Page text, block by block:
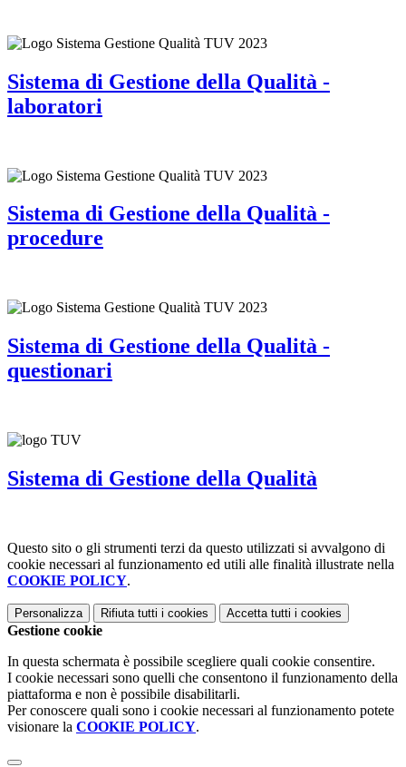
Sistema di Gestione della Qualità -
laboratori
Sistema di Gestione della Qualità -
procedure
Sistema di Gestione della Qualità -
questionari
Sistema di Gestione della Qualità
Questo sito o gli strumenti terzi da questo utilizzati si avvalgono di
cookie necessari al funzionamento ed utili alle finalità illustrate nella
COOKIE POLICY.
Personalizza Rifiuta tutti i cookies Accetta tutti i cookies
Gestione cookie
In questa schermata è possibile scegliere quali cookie consentire.
I cookie necessari sono quelli che consentono il funzionamento della
piattaforma e non è possibile disabilitarli.
Per conoscere quali sono i cookie necessari al funzionamento potete
visionare la COOKIE POLICY.